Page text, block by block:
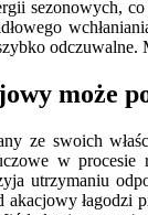
sezonowych,
może
ze swoich
w procesie
utrzymaniu
akacjowy łagodzi